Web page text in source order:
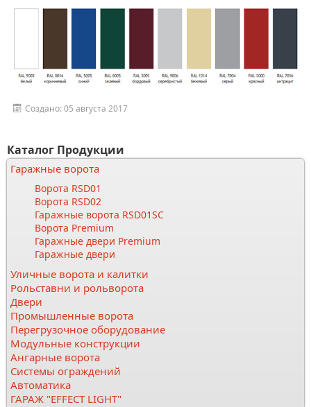
Создано: 05 августа 2017
Каталог Продукции
Гаражные ворота
Ворота RSD01
Ворота RSD02
Гаражные ворота RSD01SC
Ворота Premium
Гаражные двери Premium
Гаражные двери
Уличные ворота и калитки
Рольставни и рольворота
Двери
Промышленные ворота
Перегрузочное оборудование
Модульные конструкции
Ангарные ворота
Системы ограждений
Автоматика
ГАРАЖ "EFFECT LIGHT"